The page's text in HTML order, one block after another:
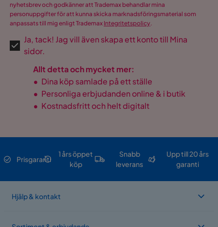
nyhetsbrev och godkänner att Trademax behandlar mina
personuppgifter för att kunna skicka marknadsföringsmaterial som
anpassats till mig enligt Trademax Integritetspolicy.
Ja, tack! Jag vill även skapa ett konto till Mina
sidor.
Allt detta och mycket mer:
• Dina köp samlade på ett ställe
• Personliga erbjudanden online & i butik
• Kostnadsfritt och helt digitalt
Prisgaranti
1 års öppet
köp
Snabb
leverans
Upp till 20 års
garanti
Hjälp & kontakt